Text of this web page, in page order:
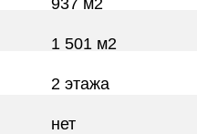
937 м2
1 501 м2
2 этажа
нет